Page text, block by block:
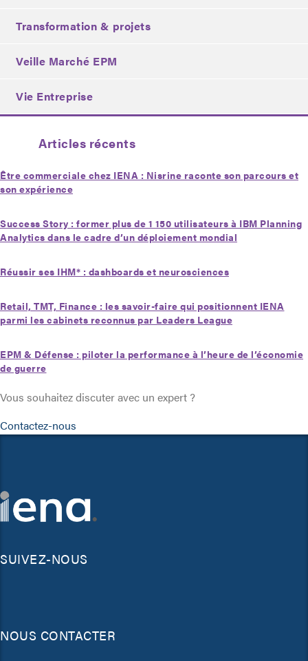
Transformation & projets
Veille Marché EPM
Vie Entreprise
Articles récents
Être commerciale chez IENA : Nisrine raconte son parcours et
son expérience
Success Story : former plus de 1 150 utilisateurs à IBM Planning
Analytics dans le cadre d’un déploiement mondial
Réussir ses IHM* : dashboards et neurosciences
Retail, TMT, Finance : les savoir-faire qui positionnent IENA
parmi les cabinets reconnus par Leaders League
EPM & Défense : piloter la performance à l’heure de l’économie
de guerre
Vous souhaitez discuter avec un expert ?
Contactez-nous
SUIVEZ-NOUS
NOUS CONTACTER